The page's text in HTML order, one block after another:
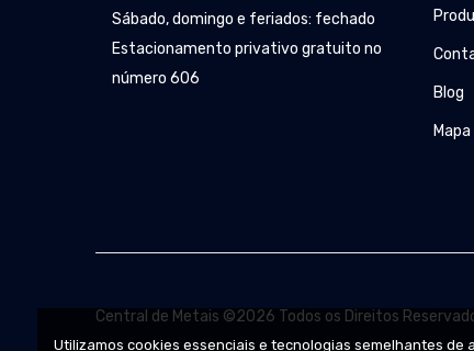
Sábado, domingo e feriados: fechado
Estacionamento privativo gratuito no
número 606
Blog
Central de Metais ©2026 Todos os Direitos
Utilizamos cookies essenciais e tecnologias semelhantes de